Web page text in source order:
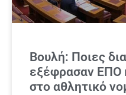
Βουλή: Ποιες
εξέφρασαν ΕΠΟ
στο αθλητικό